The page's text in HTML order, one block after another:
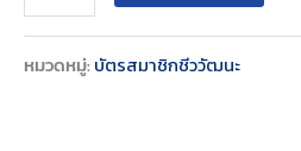
หมวดหมู่:บัตรสมาชิกชีววัฒนะ